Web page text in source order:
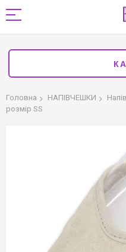
Головна НАПІВЧЕШКИ
розмір SS